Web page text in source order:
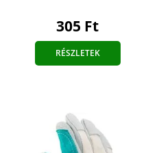
305 Ft
RÉSZLETEK